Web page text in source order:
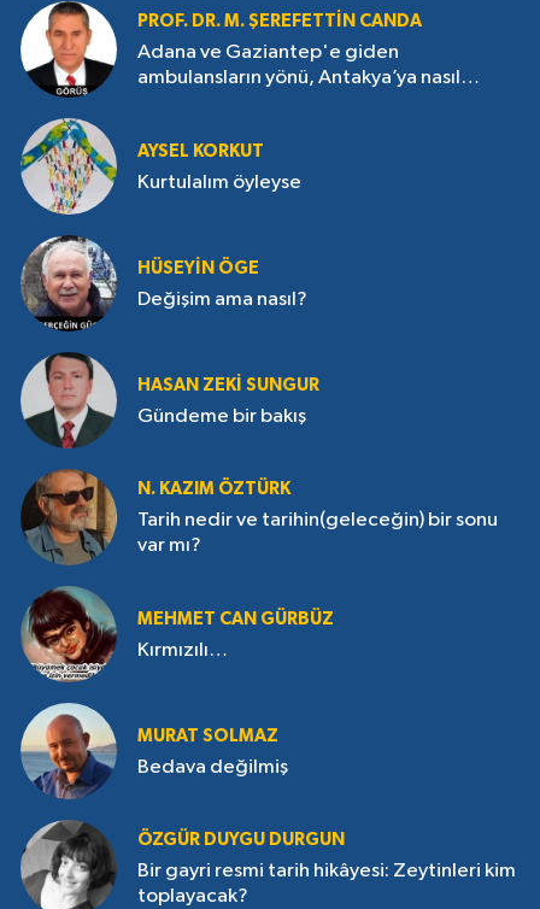
PROF. DR. M. ŞEREFETTIN CANDA
Adana ve Gaziantep'e giden
ambulansların yönü, Antakya’ya nasıl
AYSEL KORKUT
Kurtulalım öyleyse
HÜSEYIN ÖGE
Değişim ama nasıl?
HASAN ZEKI SUNGUR
Gündeme bir bakış
N. KAZIM ÖZTÜRK
Tarih nedir ve tarihin(geleceğin) bir sonu
var mı?
MEHMET CAN GÜRBÜZ
Kırmızılı…
MURAT SOLMAZ
Bedava değilmiş
ÖZGÜR DUYGU DURGUN
Bir gayri resmi tarih hikâyesi: Zeytinleri kim
toplayacak?